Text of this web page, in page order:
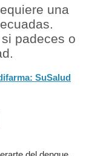
una
padeces o
SuSalud